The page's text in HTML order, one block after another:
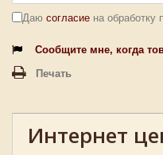
Даю согласие на обработку
Сообщите мне, когда
Печать
Интернет